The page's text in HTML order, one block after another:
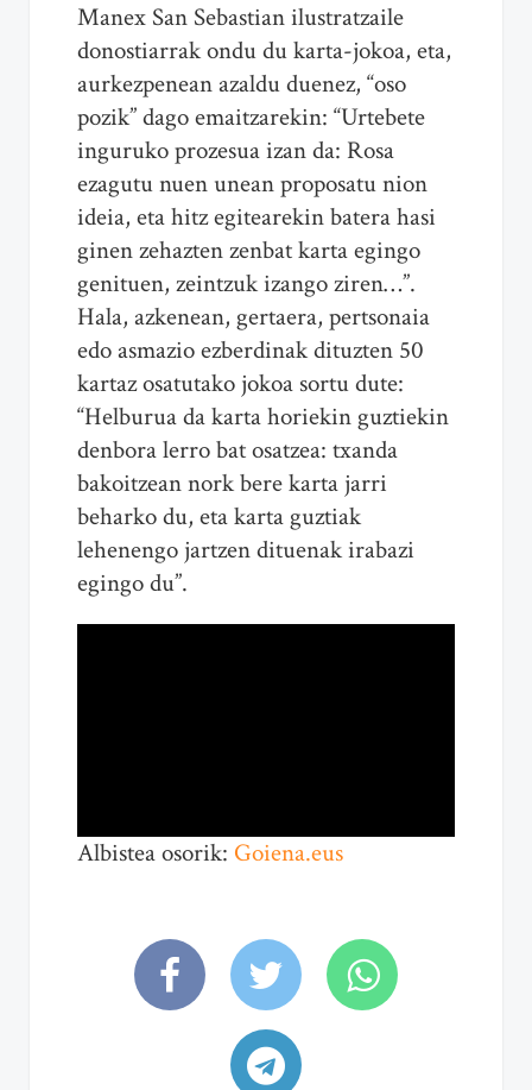
Manex San Sebastian ilustratzaile
donostiarrak ondu du karta-jokoa, eta,
aurkezpenean azaldu duenez, “oso
pozik” dago emaitzarekin: “Urtebete
inguruko prozesua izan da: Rosa
ezagutu nuen unean proposatu nion
ideia, eta hitz egitearekin batera hasi
ginen zehazten zenbat karta egingo
genituen, zeintzuk izango ziren…”.
Hala, azkenean, gertaera, pertsonaia
edo asmazio ezberdinak dituzten 50
kartaz osatutako jokoa sortu dute:
“Helburua da karta horiekin guztiekin
denbora lerro bat osatzea: txanda
bakoitzean nork bere karta jarri
beharko du, eta karta guztiak
lehenengo jartzen dituenak irabazi
egingo du”.
Albistea osorik: Goiena.eus